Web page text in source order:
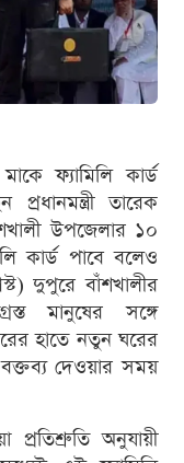
ফ্যামিলি কার্ড
তারেক
উপজেলার ১০
কার্ড পাবে বলেও
দুপুরে বাঁশখালীর
মানুষের সঙ্গে
হাতে নতুন ঘরের
বক্তব্য দেওয়ার সময়
অনুযায়ী